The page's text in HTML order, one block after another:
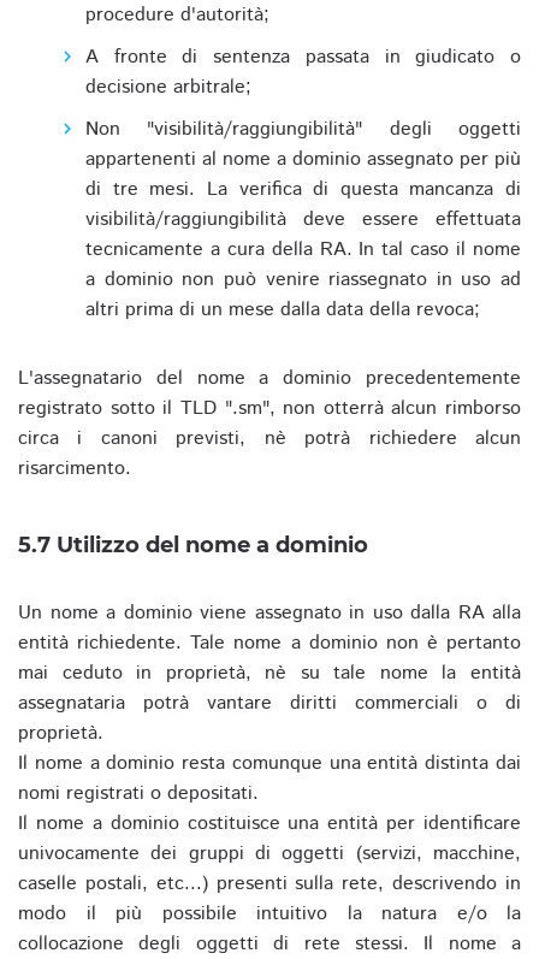
procedure d'autorità;
A fronte di sentenza passata in giudicato o
decisione arbitrale;
Non "visibilità/raggiungibilità" degli oggetti
appartenenti al nome a dominio assegnato per più
di tre mesi. La verifica di questa mancanza di
visibilità/raggiungibilità deve essere effettuata
tecnicamente a cura della RA. In tal caso il nome
a dominio non può venire riassegnato in uso ad
altri prima di un mese dalla data della revoca;
L'assegnatario del nome a dominio precedentemente
registrato sotto il TLD ".sm", non otterrà alcun rimborso
circa i canoni previsti, nè potrà richiedere alcun
risarcimento.
5.7 Utilizzo del nome a dominio
Un nome a dominio viene assegnato in uso dalla RA alla
entità richiedente. Tale nome a dominio non è pertanto
mai ceduto in proprietà, nè su tale nome la entità
assegnataria potrà vantare diritti commerciali o di
proprietà.
Il nome a dominio resta comunque una entità distinta dai
nomi registrati o depositati.
Il nome a dominio costituisce una entità per identificare
univocamente dei gruppi di oggetti (servizi, macchine,
caselle postali, etc...) presenti sulla rete, descrivendo in
modo il più possibile intuitivo la natura e/o la
collocazione degli oggetti di rete stessi. Il nome a